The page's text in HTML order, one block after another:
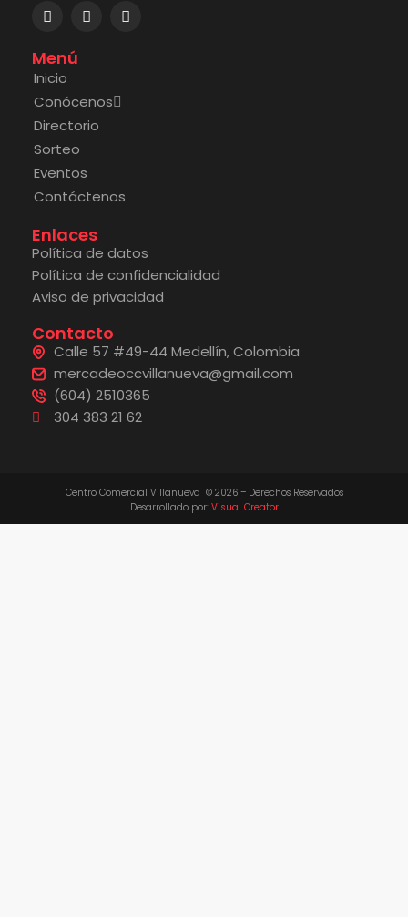
Menú
Inicio
Conócenos
Directorio
Sorteo
Eventos
Contáctenos
Enlaces
Política de datos
Política de confidencialidad
Aviso de privacidad
Contacto
Calle 57 #49-44 Medellín, Colombia
mercadeoccvillanueva@gmail.com
(604) 2510365
304 383 21 62
Centro Comercial Villanueva © 2026 – Derechos Reservados
Desarrollado por: Visual Creator